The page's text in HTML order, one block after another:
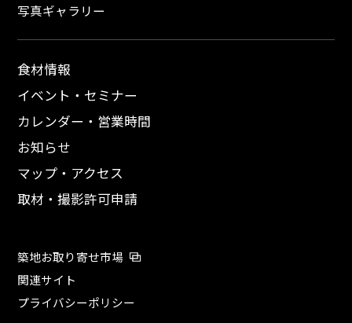
写真ギャラリー
食材情報
イベント・セミナー
カレンダー・営業時間
お知らせ
マップ・アクセス
取材・撮影許可申請
築地お取り寄せ市場
関連サイト
プライバシーポリシー